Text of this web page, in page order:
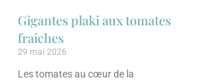
Gigantes plaki aux tomates
fraîches
29 mai 2026
Les tomates au cœur de la